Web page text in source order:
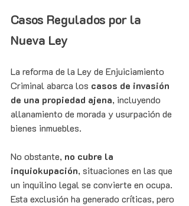
Casos Regulados por la
Nueva Ley
La reforma de la Ley de Enjuiciamiento
Criminal abarca los casos de invasión
de una propiedad ajena, incluyendo
allanamiento de morada y usurpación de
bienes inmuebles.
No obstante, no cubre la
inquiokupación, situaciones en las que
un inquilino legal se convierte en ocupa.
Esta exclusión ha generado críticas, pero